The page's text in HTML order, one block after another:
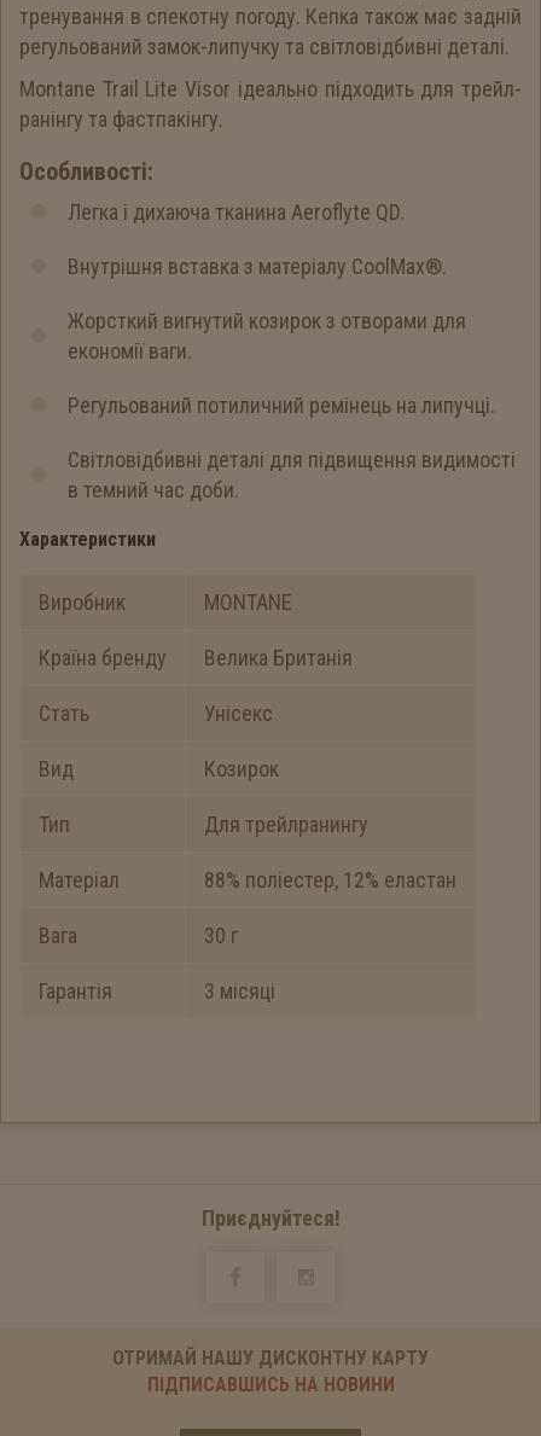
тренування в спекотну погоду. Кепка також має задній
регульований замок-липучку та світловідбивні деталі.
Montane Trail Lite Visor ідеально підходить для трейл-
ранінгу та фастпакінгу.
Особливості:
Легка і дихаюча тканина Aeroflyte QD.
Внутрішня вставка з матеріалу CoolMax®.
Жорсткий вигнутий козирок з отворами для
економії ваги.
Регульований потиличний ремінець на липучці.
Світловідбивні деталі для підвищення видимості
в темний час доби.
Характеристики
Виробник MONTANE
Країна бренду Велика Британія
Стать Унісекс
Вид Козирок
Тип Для трейлранингу
Матеріал 88% поліестер, 12% еластан
Вага 30 г
Гарантія 3 місяці
Приєднуйтеся!
ОТРИМАЙ НАШУ ДИСКОНТНУ КАРТУ
ПІДПИСАВШИСЬ НА НОВИНИ